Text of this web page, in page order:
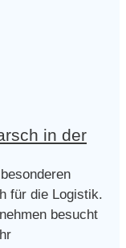
in der
für die Logistik.
besucht